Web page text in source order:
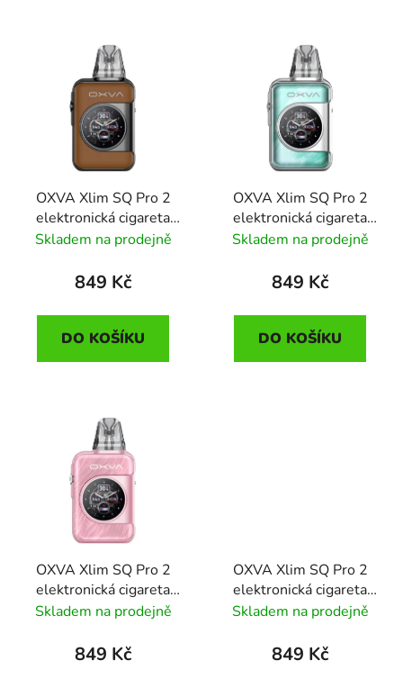
OXVA Xlim SQ Pro 2
elektronická cigareta
1600mAh Brown
Skladem na prodejně
849 Kč
DO KOŠÍKU
OXVA Xlim SQ Pro 2
elektronická cigareta
1600mAh Celadon
Skladem na prodejně
849 Kč
DO KOŠÍKU
OXVA Xlim SQ Pro 2
elektronická cigareta
1600mAh Dream Pink
Skladem na prodejně
849 Kč
OXVA Xlim SQ Pro 2
elektronická cigareta
1600mAh Dream
Skladem na prodejně
849 Kč